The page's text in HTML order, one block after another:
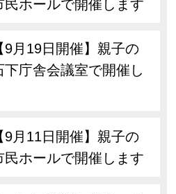
民ホールで開催します
9月19日開催】親子の
庁舎会議室で開催し
9月11日開催】親子の
民ホールで開催します